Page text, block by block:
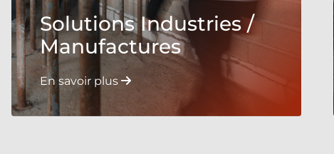
Solutions Industries /
Manufactures
En savoir plus